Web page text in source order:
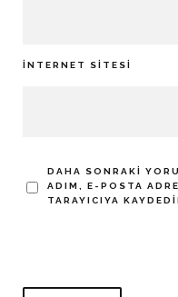
İNTERNET SITESI
DAHA SONRAKI
ADIM, E-POSTA
TARAYICIYA